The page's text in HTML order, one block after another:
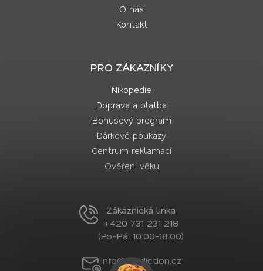
O nás
Kontakt
PRO ZÁKAZNÍKY
Nikopedie
Doprava a platba
Bonusový program
Dárkové poukazy
Centrum reklamací
Ověření věku
Zákaznická linka
+420 731 231 218
(Po-Pá: 10:00-18:00)
info@nordiction.cz